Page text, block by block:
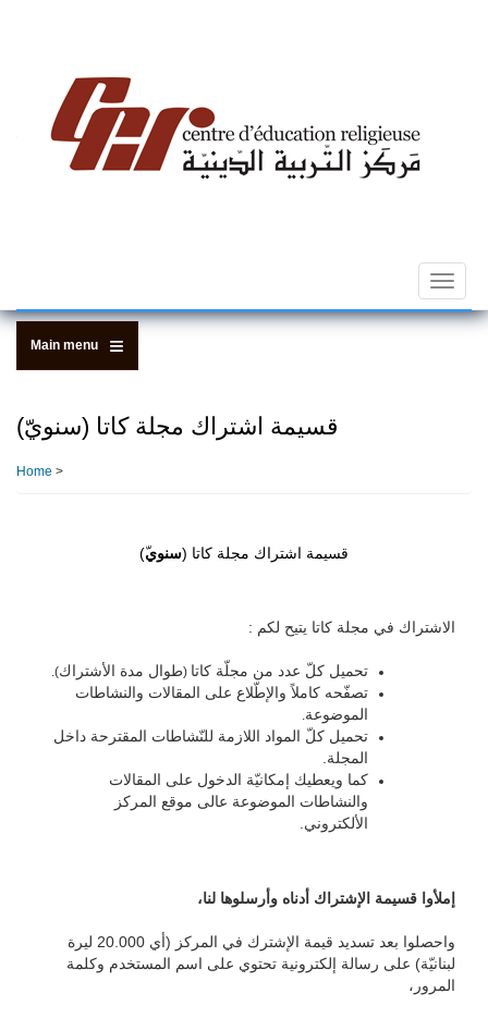
Toggle
Main menu
قسيمة اشتراك مجلة كاتا (سنويّ)
Home >
قسيمة اشتراك مجلة كاتا (سنويّ)
الاشتراك في مجلة كاتا يتيح لكم :
تحميل كلّ عدد من مجلّة كاتا (طوال مدة الأشتراك).
تصفّحه كاملاً والإطّلاع على المقالات والنشاطات
الموضوعة
تحميل كلّ المواد اللازمة للنّشاطات المقترحة داخل
المجلة.
كما ويعطيك إمكانيّة الدخول على المقالات
والنشاطات الموضوعة عالى موقع المركز
الألكتروني.
إملأوا قسيمة الإشتراك أدناه وأرسلوها لنا،
واحصلوا بعد تسديد قيمة الإشترك في المركز (أي 20.000 ليرة
لبنانيّة) على رسالة إلكترونية تحتوي على اسم المستخدم وكلمة
المرور،